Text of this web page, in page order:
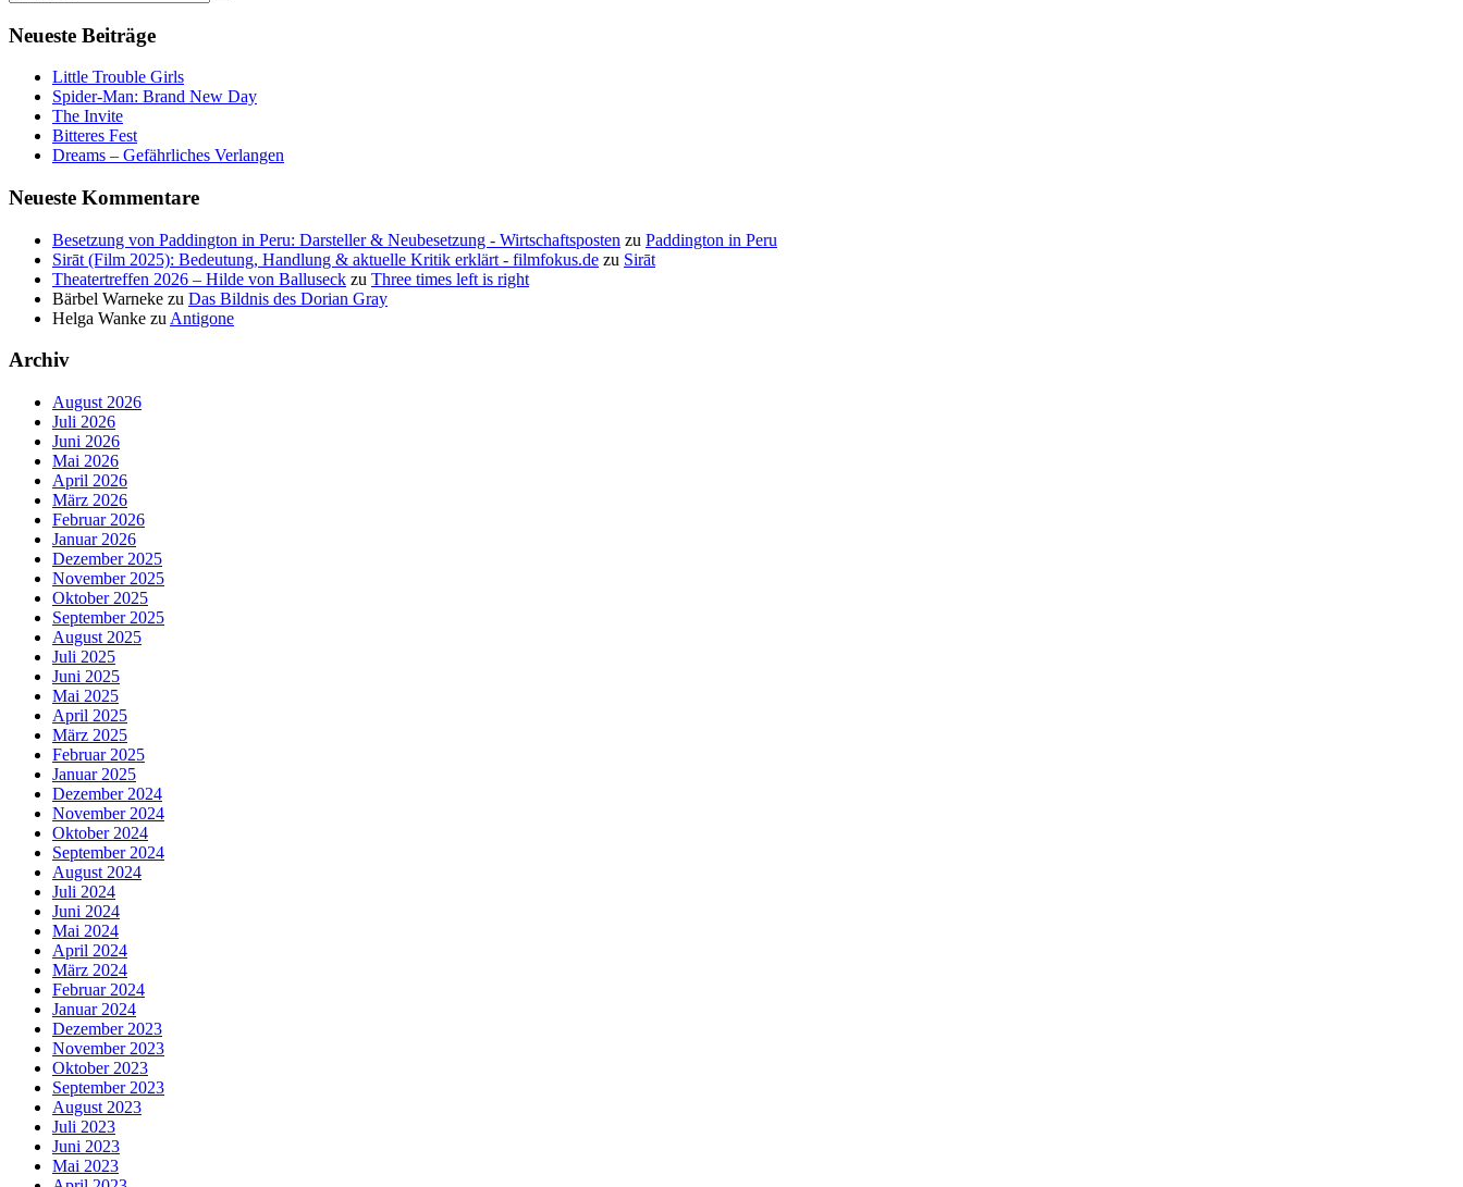
Neueste Beiträge
Little Trouble Girls
Spider-Man: Brand New Day
The Invite
Bitteres Fest
Dreams – Gefährliches Verlangen
Neueste Kommentare
Besetzung von Paddington in Peru: Darsteller & Neubesetzung - Wirtschaftsposten zu Paddington in Peru
Sirāt (Film 2025): Bedeutung, Handlung & aktuelle Kritik erklärt - filmfokus.de zu Sirāt
Theatertreffen 2026 – Hilde von Balluseck zu Three times left is right
Bärbel Warneke zu Das Bildnis des Dorian Gray
Helga Wanke zu Antigone
Archiv
August 2026
Juli 2026
Juni 2026
Mai 2026
April 2026
März 2026
Februar 2026
Januar 2026
Dezember 2025
November 2025
Oktober 2025
September 2025
August 2025
Juli 2025
Juni 2025
Mai 2025
April 2025
März 2025
Februar 2025
Januar 2025
Dezember 2024
November 2024
Oktober 2024
September 2024
August 2024
Juli 2024
Juni 2024
Mai 2024
April 2024
März 2024
Februar 2024
Januar 2024
Dezember 2023
November 2023
Oktober 2023
September 2023
August 2023
Juli 2023
Juni 2023
Mai 2023